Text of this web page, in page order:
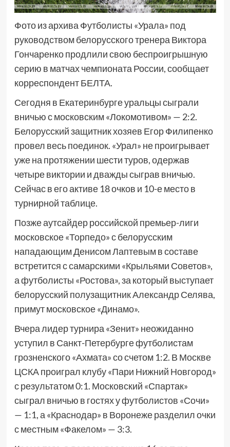
Фото из архива Футболисты «Урала» под
руководством белорусского тренера Виктора
Гончаренко продлили свою беспроигрышную
серию в матчах чемпионата России, сообщает
корреспондент БЕЛТА.
Сегодня в Екатеринбурге уральцы сыграли
вничью с московским «Локомотивом» — 2:2.
Белорусский защитник хозяев Егор Филипенко
провел весь поединок. «Урал» не проигрывает
уже на протяжении шести туров, одержав
четыре виктории и дважды сыграв вничью.
Сейчас в его активе 18 очков и 10-е место в
турнирной таблице.
Позже аутсайдер российской премьер-лиги
московское «Торпедо» с белорусским
нападающим Денисом Лаптевым в составе
встретится с самарскими «Крыльями Советов»,
а футболисты «Ростова», за который выступает
белорусский полузащитник Александр Селява,
примут московское «Динамо».
Вчера лидер турнира «Зенит» неожиданно
уступил в Санкт-Петербурге футболистам
грозненского «Ахмата» со счетом 1:2. В Москве
ЦСКА проиграл клубу «Пари Нижний Новгород»
с результатом 0:1. Московский «Спартак»
сыграл вничью в гостях у футболистов «Сочи»
— 1:1, а «Краснодар» в Воронеже разделил очки
с местным «Факелом» — 3:3.